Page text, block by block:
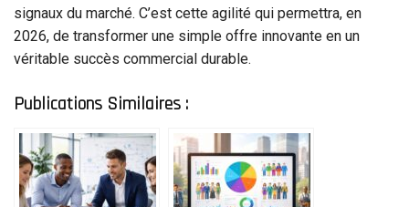
signaux du marché. C’est cette agilité qui permettra, en
2026, de transformer une simple offre innovante en un
véritable succès commercial durable.
Publications Similaires :